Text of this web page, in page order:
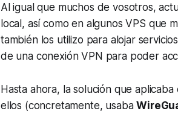
Al igual que muchos de vosotros,
local, así como en algunos VPS que
también los utilizo para alojar
de una conexión VPN para poder
Hasta ahora, la solución que
ellos (concretamente, usaba